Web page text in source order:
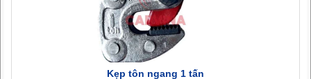
Kẹp tôn ngang 1 tấn